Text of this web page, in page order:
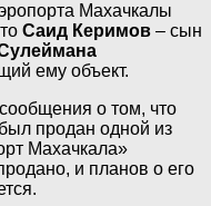
Махачкалы
Саид Керимов – сын
ему объект.
сообщения о том, что
продан одной из
Махачкала»
и планов о его